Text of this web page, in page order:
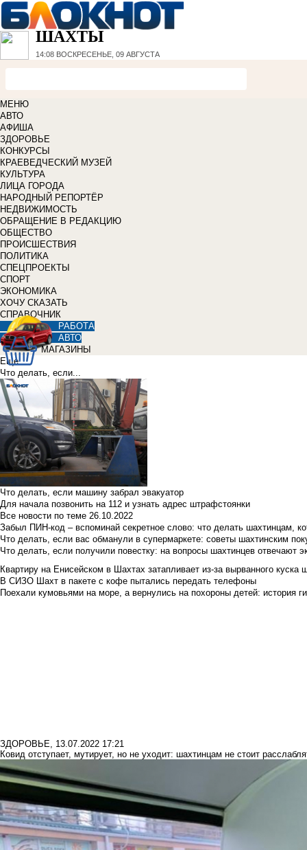
ШАХТЫ
14:08 ВОСКРЕСЕНЬЕ, 09 АВГУСТА
МЕНЮ
АВТО
АФИША
ЗДОРОВЬЕ
КОНКУРСЫ
КРАЕВЕДЧЕСКИЙ МУЗЕЙ
КУЛЬТУРА
ЛИЦА ГОРОДА
НАРОДНЫЙ РЕПОРТЁР
НЕДВИЖИМОСТЬ
ОБРАЩЕНИЕ В РЕДАКЦИЮ
ОБЩЕСТВО
ПРОИСШЕСТВИЯ
ПОЛИТИКА
СПЕЦПРОЕКТЫ
СПОРТ
ЭКОНОМИКА
ХОЧУ СКАЗАТЬ
СПРАВОЧНИК
РАБОТА
АВТО
МАГАЗИНЫ
Еще
Что делать, если...
Что делать, если машину забрал эвакуатор
Для начала позвонить на 112 и узнать адрес штрафстоянки
Все новости по теме 26.10.2022
Забыл ПИН-код – вспоминай секретное слово: что делать шахтинцам,
Что делать, если вас обманули в супермаркете: советы шахтинским
Что делать, если получили повестку: на вопросы шахтинцев отвечают
Квартиру на Енисейском в Шахтах затапливает из-за вырванного
В СИЗО Шахт в пакете с кофе пытались передать телефоны
Поехали кумовьями на море, а вернулись на похороны детей: история
ЗДОРОВЬЕ, 13.07.2022 17:21
Ковид отступает, мутирует, но не уходит: шахтинцам не стоит